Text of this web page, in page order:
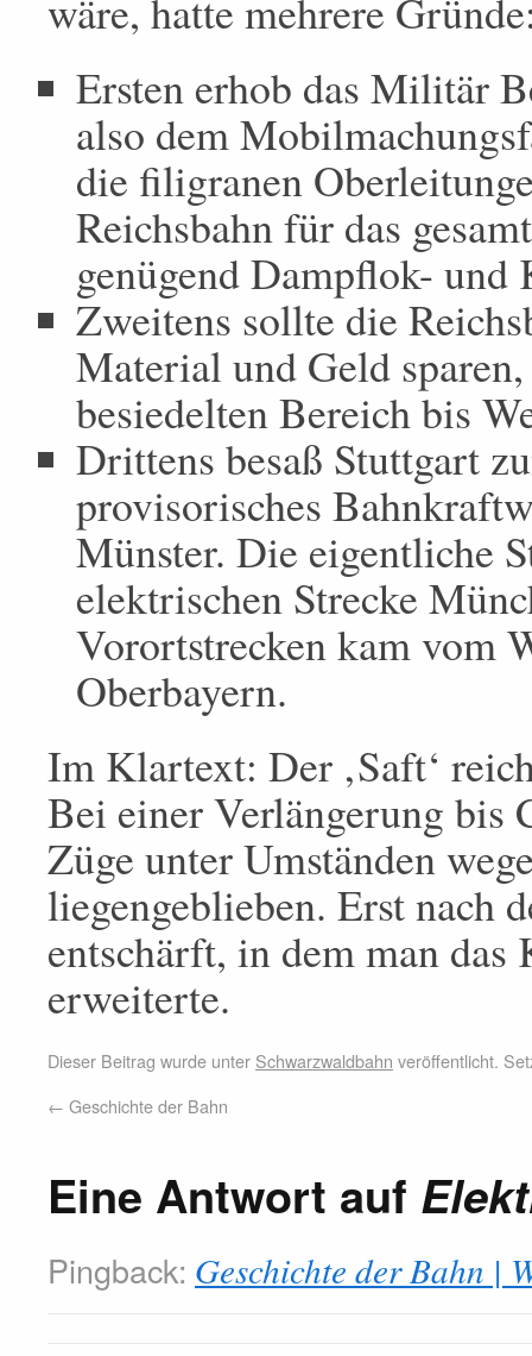
wäre, hatte mehrere
Ersten erhob das Militär
also dem
die filigranen
Reichsbahn für das
genügend Dampflok- und
Zweitens sollte die
Material und Geld
besiedelten Bereich bis
Drittens besaß Stuttgart
provisorisches
Münster. Die eigentliche
elektrischen Strecke
Vorortstrecken kam vom
Oberbayern.
Im Klartext: Der ‚Saft‘
Bei einer Verlängerung bis
Züge unter Umständen
liegengeblieben. Erst nach
entschärft, in dem man
erweiterte.
Dieser Beitrag wurde unter Schwarzwaldbahn veröffentlicht.
← Geschichte der Bahn
Eine Antwort auf
Pingback: Geschichte der Bahn |